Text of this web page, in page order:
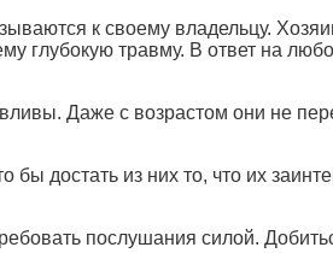
к своему владельцу.
глубокую травму. В ответ на
Даже с возрастом они не
достать из них то, что их
послушания силой.